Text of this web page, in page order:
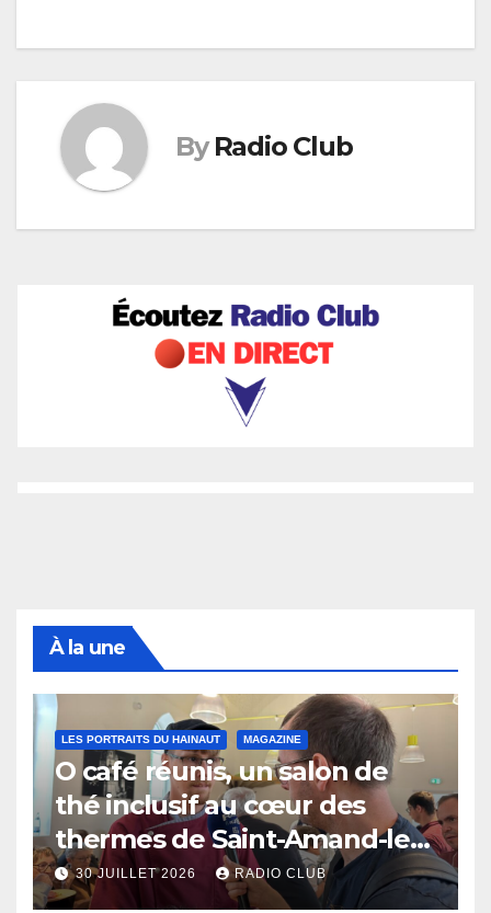
By Radio Club
À la une
LES PORTRAITS DU HAINAUT MAGAZINE
O café réunis, un salon de
thé inclusif au cœur des
thermes de Saint-Amand-les-
Eaux
30 JUILLET 2026 RADIO CLUB